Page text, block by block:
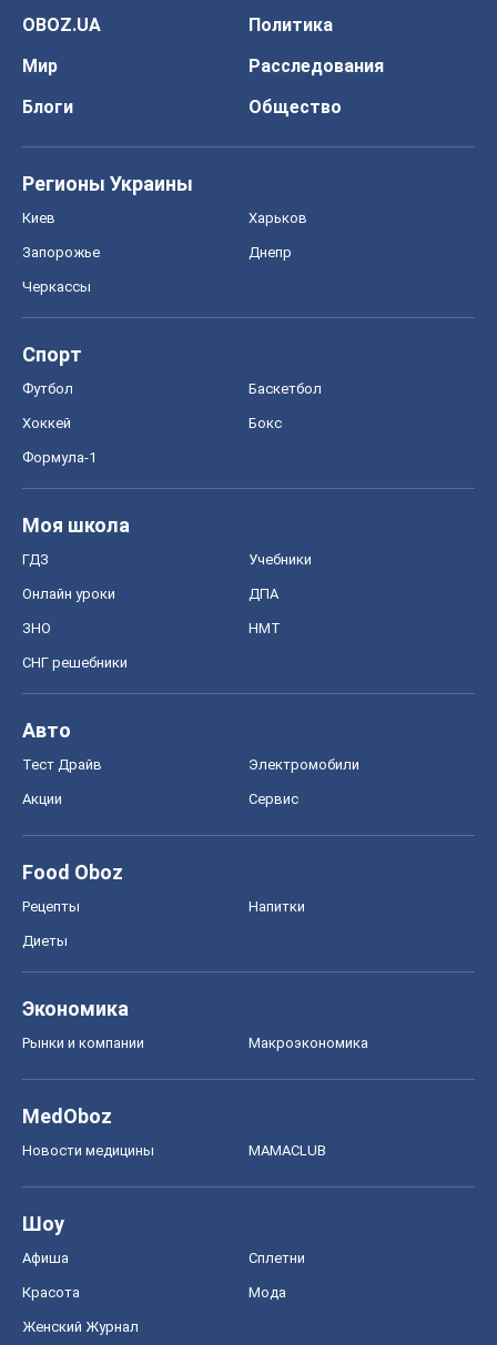
OBOZ.UA
Политика
Мир
Расследования
Блоги
Общество
Регионы Украины
Киев Харьков
Запорожье Днепр
Черкассы
Спорт
Футбол Баскетбол
Хоккей Бокс
Формула-1
Моя школа
ГДЗ Учебники
Онлайн уроки ДПА
ЗНО НМТ
СНГ решебники
Авто
Тест Драйв Электромобили
Акции Сервис
Food Oboz
Рецепты Напитки
Диеты
Экономика
Рынки и компании Mакроэкономика
MedOboz
Новости медицины MAMACLUB
Шоу
Афиша Сплетни
Красота Мода
Женский Журнал